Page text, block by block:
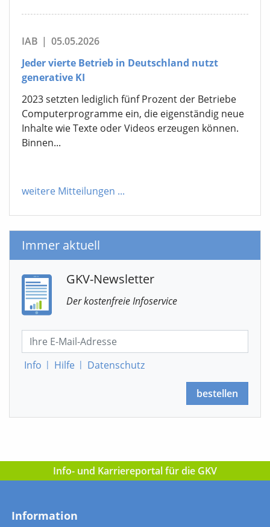
IAB | 05.05.2026
Jeder vierte Betrieb in Deutschland nutzt
generative KI
2023 setzten lediglich fünf Prozent der Betriebe
Computerprogramme ein, die eigenständig neue
Inhalte wie Texte oder Videos erzeugen können.
Binnen...
weitere Mitteilungen ...
Immer aktuell
GKV-Newsletter
Der kostenfreie Infoservice
Info | Hilfe | Datenschutz
bestellen
Info- und Karriereportal für die GKV
Information